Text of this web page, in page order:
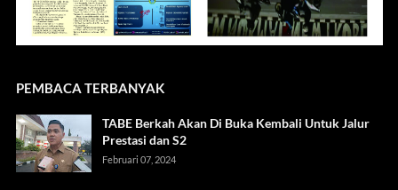
PEMBACA TERBANYAK
TABE Berkah Akan Di Buka Kembali Untuk Jalur
Prestasi dan S2
Februari 07, 2024